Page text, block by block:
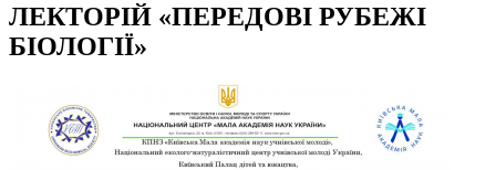
ЛЕКТОРІЙ «ПЕРЕДОВІ РУБЕЖІ
БІОЛОГІЇ»